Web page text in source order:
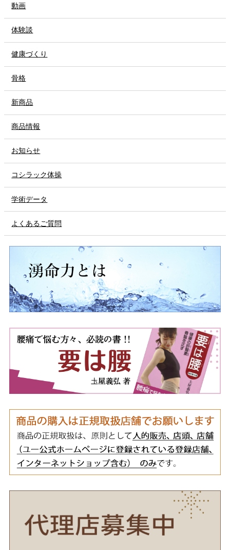
動画
体験談
健康づくり
骨格
新商品
商品情報
お知らせ
コシラック体操
学術データ
よくあるご質問